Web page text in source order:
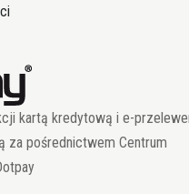
kartą kredytową i e-
za pośrednictwem Centrum